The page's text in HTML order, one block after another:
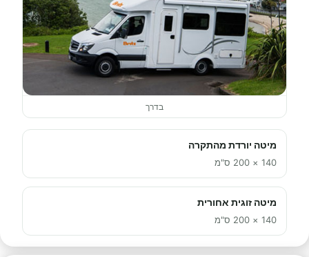
בדרך
מיטה יורדת מהתקרה
140 × 200 ס"מ
מיטה זוגית אחורית
140 × 200 ס"מ